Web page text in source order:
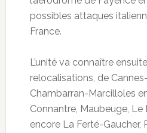
possibles attaques
France.
L’unité va connaître
relocalisations, de
Chambarran-Marcilloles
Connantre, Maubeuge, Le
encore La Ferté-Gaucher,